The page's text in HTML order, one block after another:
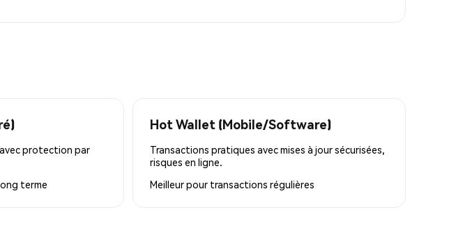
protection par
terme
Hot Wallet (Mobile/Software)
Transactions pratiques avec mises à jour sécurisées,
risques en ligne.
Meilleur pour transactions régulières